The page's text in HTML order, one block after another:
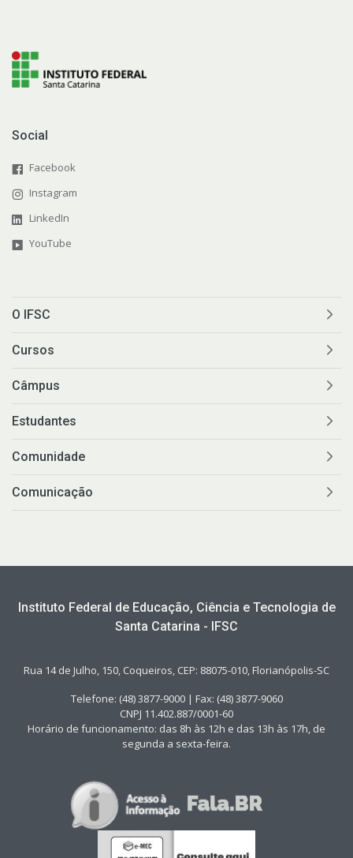
Social
Facebook
Instagram
LinkedIn
YouTube
O IFSC
Cursos
Câmpus
Estudantes
Comunidade
Comunicação
Instituto Federal de Educação, Ciência e Tecnologia de
Santa Catarina - IFSC
Rua 14 de Julho, 150, Coqueiros, CEP: 88075-010, Florianópolis-SC
Telefone: (48) 3877-9000 | Fax: (48) 3877-9060
CNPJ 11.402.887/0001-60
Horário de funcionamento: das 8h às 12h e das 13h às 17h, de
segunda a sexta-feira.